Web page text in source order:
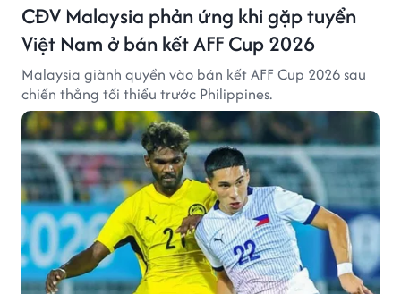
CĐV Malaysia phản ứng khi gặp tuyển
Việt Nam ở bán kết AFF Cup 2026
Malaysia giành quyền vào bán kết AFF Cup 2026 sau
chiến thắng tối thiểu trước Philippines.